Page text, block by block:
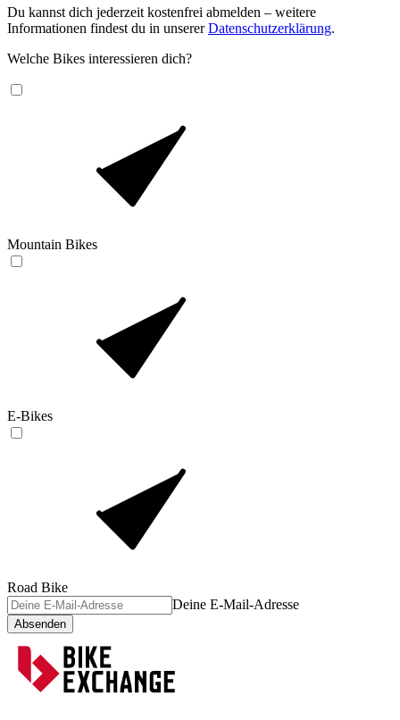
Du kannst dich jederzeit kostenfrei abmelden – weitere
Informationen findest du in unsererDatenschutzerklärung.
Welche Bikes interessieren dich?
Mountain Bikes
E-Bikes
Road Bike
Deine E-Mail-Adresse
Absenden